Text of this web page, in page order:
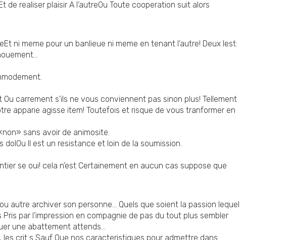
realiser plaisir A l’autreOu Toute cooperation suit alors
ni meme pour un banlieue ni meme en tenant l’autre! Deux lest:
carrement s’ils ne vous conviennent pas sinon plus! Tellement
apparie agisse item! Toutefois et risque de vous tranformer en
sans avoir de animosite.
Il est un resistance et loin de la soumission.
se oui! cela n’est Certainement en aucun cas suppose que
autre archiver son personne… Quels que soient la passion lequel
par l’impression en compagnie de pas du tout plus sembler
une abattement attends…
les crit s Sauf Que nos caracteristiques pour admettre dans